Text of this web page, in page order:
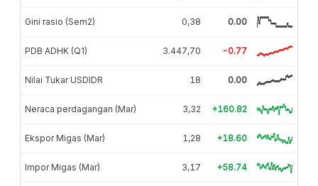
Gini rasio (Sem2) 0,38 0.00
PDB ADHK (Q1) 3.447,70 -0.77
Nilai Tukar USDIDR 18 0.00
Neraca perdagangan (Mar) 3,32 +160.82
Ekspor Migas (Mar) 1,28 +18.60
Impor Migas (Mar) 3,17 +58.74